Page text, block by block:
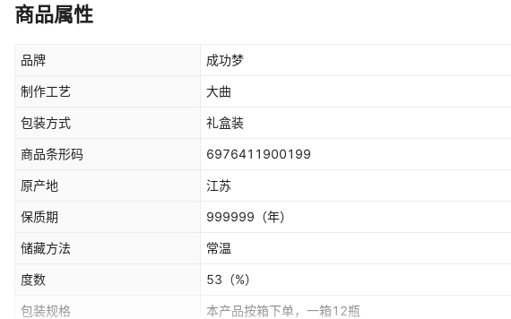
商品属性
品牌 成功梦
制作工艺 大曲
包装方式 礼盒装
商品条形码 6976411900199
原产地 江苏
保质期 999999 （年）
储藏方法 常温
度数 53 （%）
包装规格 本产品按箱下单，一箱12瓶